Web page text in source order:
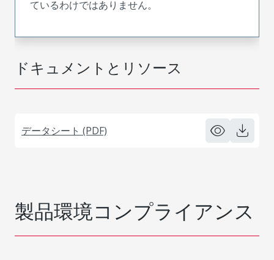
ドキュメントとリソース
データシート (PDF)
ているわけではありません。
製品環境コンプライアンス